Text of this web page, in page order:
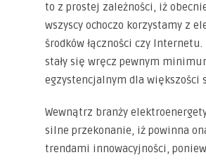
to z prostej zależności, iż
wszyscy ochoczo korzystamy z
środków łączności czy Internetu.
stały się wręcz pewnym
egzystencjalnym dla większości
Wewnątrz branży
silne przekonanie, iż powinna
trendami innowacyjności,